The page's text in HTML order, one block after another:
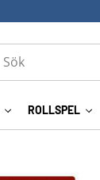
ROLLSPEL